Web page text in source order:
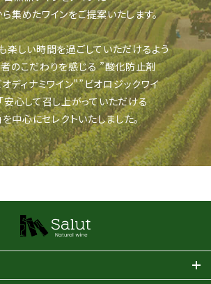
集めたワインをご提案いたします。
楽しい時間を過ごしていただけるよう
のこだわりを感じる”酸化防止剤
ディナミワイン””ビオロジックワイ
安心して召し上がっていただける
を中心にセレクトいたしました。